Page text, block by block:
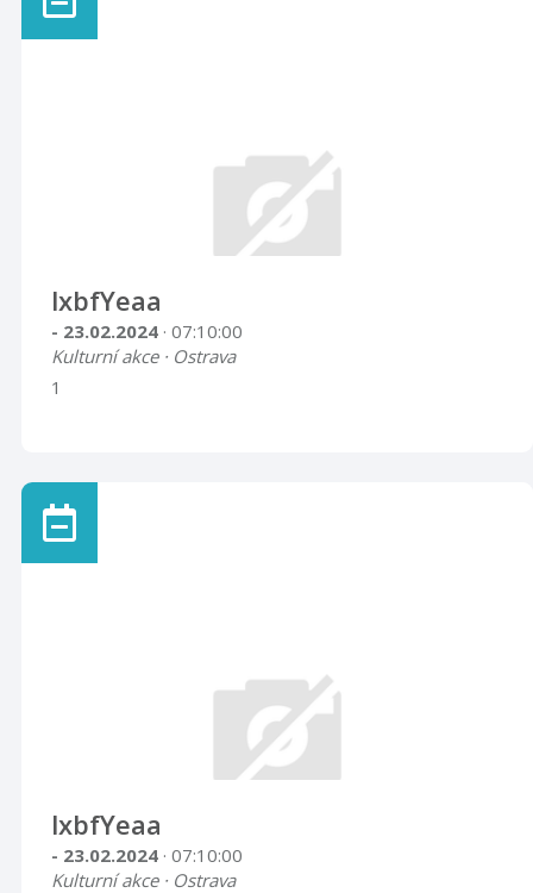
lxbfYeaa
- 23.02.2024 · 07:10:00
Kulturní akce · Ostrava
1
lxbfYeaa
- 23.02.2024 · 07:10:00
Kulturní akce · Ostrava